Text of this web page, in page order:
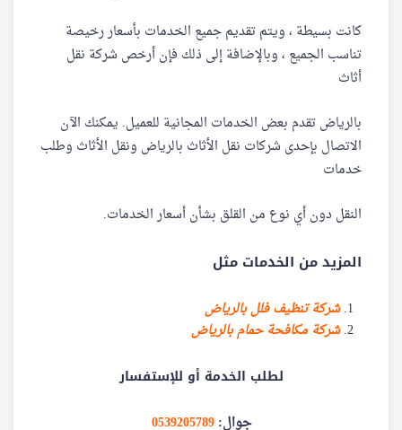
كانت بسيطة ، ويتم تقديم جميع الخدمات بأسعار رخيصة
تناسب الجميع ، وبالإضافة إلى ذلك فإن أرخص شركة نقل
أثاث
بالرياض تقدم بعض الخدمات المجانية للعميل. يمكنك الآن
الاتصال بإحدى شركات نقل الأثاث بالرياض ونقل الأثاث وطلب
خدمات
النقل دون أي نوع من القلق بشأن أسعار الخدمات.
المزيد من الخدمات مثل
شركة تنظيف فلل بالرياض
شركة مكافحة حمام بالرياض
لطلب الخدمة أو للإستفسار
جوال:0539205789